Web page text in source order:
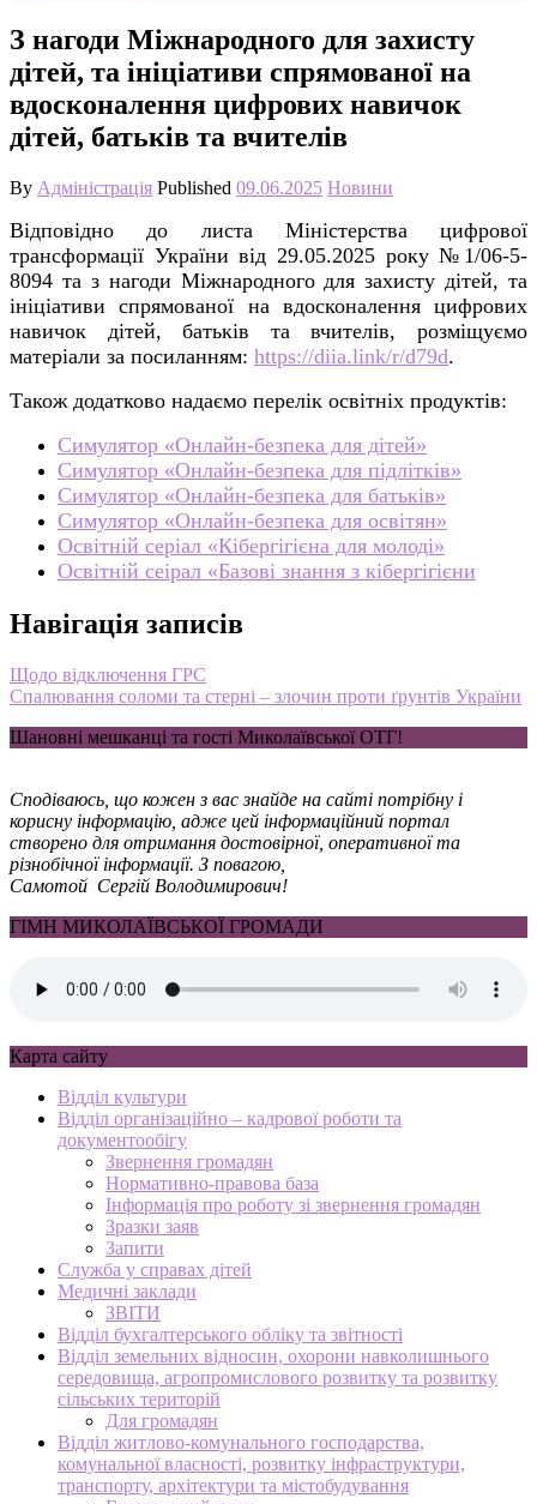
З нагоди Міжнародного для захисту
дітей, та ініціативи спрямованої на
вдосконалення цифрових навичок
дітей, батьків та вчителів
By Адміністрація Published 09.06.2025 Новини
Відповідно до листа Міністерства цифрової
трансформації України від 29.05.2025 року №1/06-5-
8094 та з нагоди Міжнародного для захисту дітей, та
ініціативи спрямованої на вдосконалення цифрових
навичок дітей, батьків та вчителів, розміщуємо
матеріали за посиланням: https://diia.link/r/d79d.
Також додатково надаємо перелік освітніх продуктів:
Симулятор «Онлайн-безпека для дітей»
Симулятор «Онлайн-безпека для підлітків»
Симулятор «Онлайн-безпека для батьків»
Симулятор «Онлайн-безпека для освітян»
Освітній серіал «Кібергігієна для молоді»
Освітній сеірал «Базові знання з кібергігієни
Навігація записів
Щодо відключення ГРС
Спалювання соломи та стерні – злочин проти ґрунтів України
Шановні мешканці та гості Миколаївської ОТГ!
Сподіваюсь, що кожен з вас знайде на сайті потрібну і
корисну інформацію, адже цей інформаційний портал
створено для отримання достовірної, оперативної та
різнобічної інформації. З повагою,
Самотой Сергій Володимирович!
ГІМН МИКОЛАЇВСЬКОЇ ГРОМАДИ
Карта сайту
Відділ культури
Відділ організаційно – кадрової роботи та
документообігу
Звернення громадян
Нормативно-правова база
Інформація про роботу зі звернення громадян
Зразки заяв
Запити
Служба у справах дітей
Медичні заклади
ЗВІТИ
Відділ бухгалтерського обліку та звітності
Відділ земельних відносин, охорони навколишнього
середовища, агропромислового розвитку та розвитку
сільських територій
Для громадян
Відділ житлово-комунального господарства,
комунальної власності, розвитку інфраструктури,
транспорту, архітектури та містобудування